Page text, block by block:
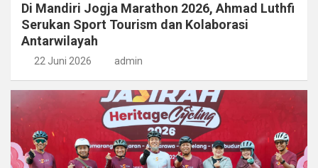
Di Mandiri Jogja Marathon 2026, Ahmad Luthfi
Serukan Sport Tourism dan Kolaborasi
Antarwilayah
22 Juni 2026 admin